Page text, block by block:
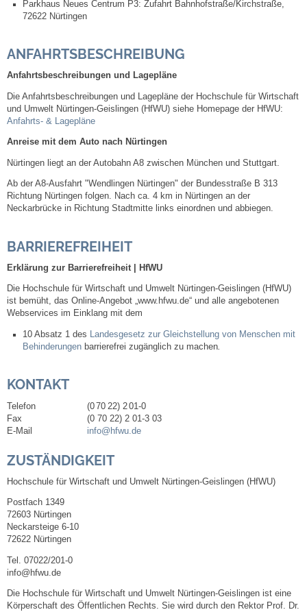
Kommunale Wärmeplanung
Notruf
Schulen
Musikschule
Katholische Kirchengemeinde
Sporthalle Greuth
Schulturnhalle
Hallen- und Raumreservierung
Soziale Einrichtungen
Gesundheit
Freizeit
Parkhaus Neues Centrum P3: Zufahrt Bahnhofstraße/Kirchstraße,
72622 Nürtingen
ANFAHRTSBESCHREIBUNG
Anfahrtsbeschreibungen und Lagepläne
Die Anfahrtsbeschreibungen und Lagepläne der Hochschule für Wirtschaft
und Umwelt Nürtingen-Geislingen (HfWU) siehe Homepage der HfWU:
Anfahrts- & Lagepläne
Anreise mit dem Auto nach Nürtingen
Nürtingen liegt an der Autobahn A8 zwischen München und Stuttgart.
Ab der A8-Ausfahrt "Wendlingen Nürtingen" der Bundesstraße B 313
Richtung Nürtingen folgen. Nach ca. 4 km in Nürtingen an der
Neckarbrücke in Richtung Stadtmitte links einordnen und abbiegen.
BARRIEREFREIHEIT
Erklärung zur Barrierefreiheit | HfWU
Die Hochschule für Wirtschaft und Umwelt Nürtingen-Geislingen (HfWU)
ist bemüht, das Online-Angebot „www.hfwu.de“ und alle angebotenen
Webservices im Einklang mit dem
10 Absatz 1 des Landesgesetz zur Gleichstellung von Menschen mit
Behinderungenbarrierefrei zugänglich zu machen.
KONTAKT
Telefon (070 22) 201-0
Fax
(0 70 22) 2 01-3 03
E-Mail
info@hfwu.de
ZUSTÄNDIGKEIT
Hochschule für Wirtschaft und Umwelt Nürtingen-Geislingen (HfWU)
Postfach 1349
72603 Nürtingen
Neckarsteige 6-10
72622 Nürtingen
Tel. 07022/201-0
info@hfwu.de
Die Hochschule für Wirtschaft und Umwelt Nürtingen-Geislingen ist eine
Körperschaft des Öffentlichen Rechts. Sie wird durch den Rektor Prof. Dr.